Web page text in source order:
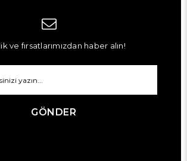
ve fırsatlarımızdan haber alın!
GÖNDER